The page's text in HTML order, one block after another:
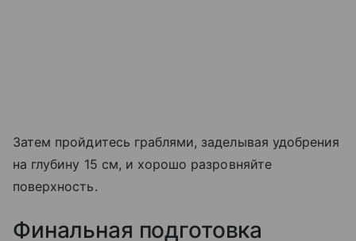
Затем пройдитесь граблями, заделывая удобрения
на глубину 15 см, и хорошо разровняйте
поверхность.
Финальная подготовка